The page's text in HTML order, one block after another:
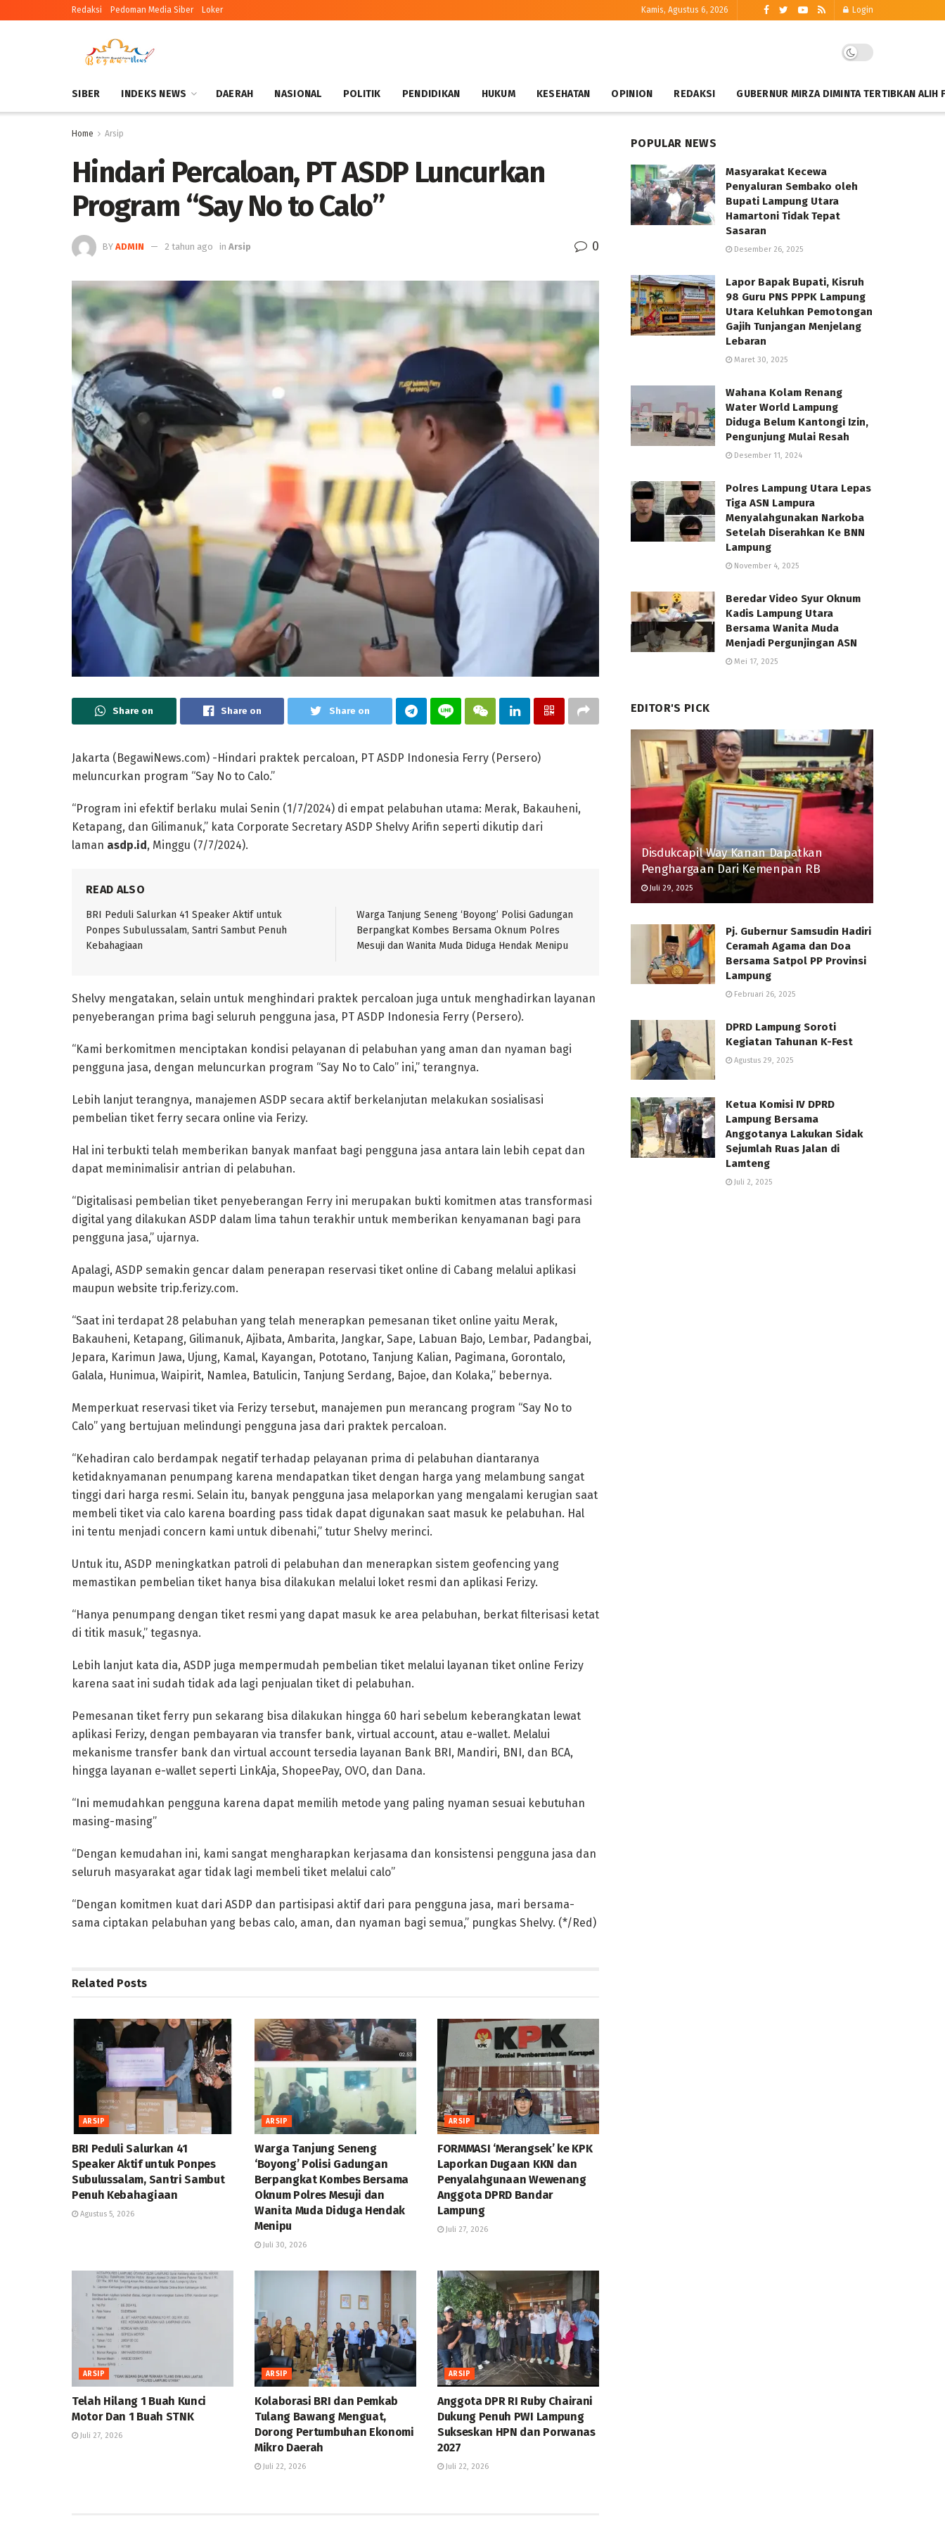
Redaksi Pedoman Media Siber Loker Kamis, Agustus 6, 2026 Login
SIBER INDEKS NEWS DAERAH NASIONAL POLITIK PENDIDIKAN HUKUM KESEHATAN OPINION REDAKSI GUBERNUR MIRZA DIMINTA TERTIBKAN ALIH
Home Arsip
Hindari Percaloan, PT ASDP Luncurkan
Program “Say No to Calo”
BY ADMIN 2 tahun ago in Arsip 0
Share on Share on Share on
Jakarta (BegawiNews.com) -Hindari praktek percaloan, PT ASDP Indonesia Ferry (Persero)
meluncurkan program “Say No to Calo.”
“Program ini efektif berlaku mulai Senin (1/7/2024) di empat pelabuhan utama: Merak, Bakauheni,
Ketapang, dan Gilimanuk,” kata Corporate Secretary ASDP Shelvy Arifin seperti dikutip dari
laman asdp.id, Minggu (7/7/2024).
READ ALSO
BRI Peduli Salurkan 41 Speaker Aktif untuk
Ponpes Subulussalam, Santri Sambut Penuh
Kebahagiaan
Warga Tanjung Seneng ‘Boyong’ Polisi Gadungan
Berpangkat Kombes Bersama Oknum Polres
Mesuji dan Wanita Muda Diduga Hendak Menipu
Shelvy mengatakan, selain untuk menghindari praktek percaloan juga untuk menghadirkan layanan
penyeberangan prima bagi seluruh pengguna jasa, PT ASDP Indonesia Ferry (Persero).
“Kami berkomitmen menciptakan kondisi pelayanan di pelabuhan yang aman dan nyaman bagi
pengguna jasa, dengan meluncurkan program “Say No to Calo” ini,” terangnya.
Lebih lanjut terangnya, manajemen ASDP secara aktif berkelanjutan melakukan sosialisasi
pembelian tiket ferry secara online via Ferizy.
Hal ini terbukti telah memberikan banyak manfaat bagi pengguna jasa antara lain lebih cepat dan
dapat meminimalisir antrian di pelabuhan.
“Digitalisasi pembelian tiket penyeberangan Ferry ini merupakan bukti komitmen atas transformasi
digital yang dilakukan ASDP dalam lima tahun terakhir untuk memberikan kenyamanan bagi para
pengguna jasa,” ujarnya.
Apalagi, ASDP semakin gencar dalam penerapan reservasi tiket online di Cabang melalui aplikasi
maupun website trip.ferizy.com.
“Saat ini terdapat 28 pelabuhan yang telah menerapkan pemesanan tiket online yaitu Merak,
Bakauheni, Ketapang, Gilimanuk, Ajibata, Ambarita, Jangkar, Sape, Labuan Bajo, Lembar, Padangbai,
Jepara, Karimun Jawa, Ujung, Kamal, Kayangan, Pototano, Tanjung Kalian, Pagimana, Gorontalo,
Galala, Hunimua, Waipirit, Namlea, Batulicin, Tanjung Serdang, Bajoe, dan Kolaka,” bebernya.
Memperkuat reservasi tiket via Ferizy tersebut, manajemen pun merancang program “Say No to
Calo” yang bertujuan melindungi pengguna jasa dari praktek percaloan.
“Kehadiran calo berdampak negatif terhadap pelayanan prima di pelabuhan diantaranya
ketidaknyamanan penumpang karena mendapatkan tiket dengan harga yang melambung sangat
tinggi dari harga resmi. Selain itu, banyak pengguna jasa melaporkan yang mengalami kerugian saat
membeli tiket via calo karena boarding pass tidak dapat digunakan saat masuk ke pelabuhan. Hal
ini tentu menjadi concern kami untuk dibenahi,” tutur Shelvy merinci.
Untuk itu, ASDP meningkatkan patroli di pelabuhan dan menerapkan sistem geofencing yang
memastikan pembelian tiket hanya bisa dilakukan melalui loket resmi dan aplikasi Ferizy.
“Hanya penumpang dengan tiket resmi yang dapat masuk ke area pelabuhan, berkat filterisasi ketat
di titik masuk,” tegasnya.
Lebih lanjut kata dia, ASDP juga mempermudah pembelian tiket melalui layanan tiket online Ferizy
karena saat ini sudah tidak ada lagi penjualan tiket di pelabuhan.
Pemesanan tiket ferry pun sekarang bisa dilakukan hingga 60 hari sebelum keberangkatan lewat
aplikasi Ferizy, dengan pembayaran via transfer bank, virtual account, atau e-wallet. Melalui
mekanisme transfer bank dan virtual account tersedia layanan Bank BRI, Mandiri, BNI, dan BCA,
hingga layanan e-wallet seperti LinkAja, ShopeePay, OVO, dan Dana.
“Ini memudahkan pengguna karena dapat memilih metode yang paling nyaman sesuai kebutuhan
masing-masing”
“Dengan kemudahan ini, kami sangat mengharapkan kerjasama dan konsistensi pengguna jasa dan
seluruh masyarakat agar tidak lagi membeli tiket melalui calo”
“Dengan komitmen kuat dari ASDP dan partisipasi aktif dari para pengguna jasa, mari bersama-
sama ciptakan pelabuhan yang bebas calo, aman, dan nyaman bagi semua,” pungkas Shelvy. (*/Red)
Related Posts
ARSIP
BRI Peduli Salurkan 41
Speaker Aktif untuk Ponpes
Subulussalam, Santri Sambut
Penuh Kebahagiaan
Agustus 5, 2026
ARSIP
Warga Tanjung Seneng
‘Boyong’ Polisi Gadungan
Berpangkat Kombes Bersama
Oknum Polres Mesuji dan
Wanita Muda Diduga Hendak
Menipu
Juli 30, 2026
ARSIP
FORMMASI ‘Merangsek’ ke KPK
Laporkan Dugaan KKN dan
Penyalahgunaan Wewenang
Anggota DPRD Bandar
Lampung
Juli 27, 2026
ARSIP
Telah Hilang 1 Buah Kunci
Motor Dan 1 Buah STNK
Juli 27, 2026
ARSIP
Kolaborasi BRI dan Pemkab
Tulang Bawang Menguat,
Dorong Pertumbuhan Ekonomi
Mikro Daerah
Juli 22, 2026
ARSIP
Anggota DPR RI Ruby Chairani
Dukung Penuh PWI Lampung
Sukseskan HPN dan Porwanas
2027
Juli 22, 2026
POPULAR NEWS
Masyarakat Kecewa
Penyaluran Sembako oleh
Bupati Lampung Utara
Hamartoni Tidak Tepat
Sasaran
Desember 26, 2025
Lapor Bapak Bupati, Kisruh
98 Guru PNS PPPK Lampung
Utara Keluhkan Pemotongan
Gajih Tunjangan Menjelang
Lebaran
Maret 30, 2025
Wahana Kolam Renang
Water World Lampung
Diduga Belum Kantongi Izin,
Pengunjung Mulai Resah
Desember 11, 2024
Polres Lampung Utara Lepas
Tiga ASN Lampura
Menyalahgunakan Narkoba
Setelah Diserahkan Ke BNN
Lampung
November 4, 2025
Beredar Video Syur Oknum
Kadis Lampung Utara
Bersama Wanita Muda
Menjadi Pergunjingan ASN
Mei 17, 2025
EDITOR'S PICK
Disdukcapil Way Kanan Dapatkan
Penghargaan Dari Kemenpan RB
Juli 29, 2025
Pj. Gubernur Samsudin Hadiri
Ceramah Agama dan Doa
Bersama Satpol PP Provinsi
Lampung
Februari 26, 2025
DPRD Lampung Soroti
Kegiatan Tahunan K-Fest
Agustus 29, 2025
Ketua Komisi IV DPRD
Lampung Bersama
Anggotanya Lakukan Sidak
Sejumlah Ruas Jalan di
Lamteng
Juli 2, 2025